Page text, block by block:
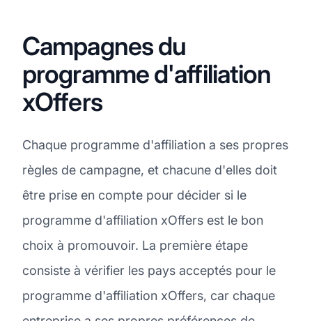
Campagnes du
programme d'affiliation
xOffers
Chaque programme d'affiliation a ses propres
règles de campagne, et chacune d'elles doit
être prise en compte pour décider si le
programme d'affiliation xOffers est le bon
choix à promouvoir. La première étape
consiste à vérifier les pays acceptés pour le
programme d'affiliation xOffers, car chaque